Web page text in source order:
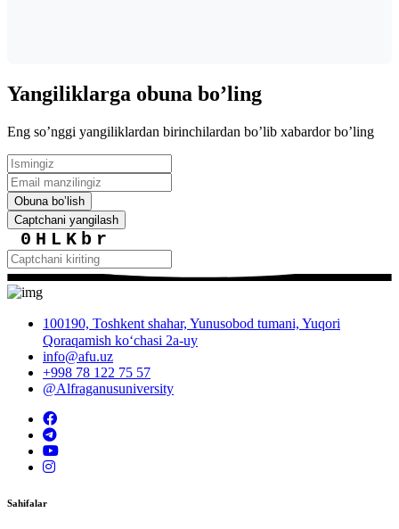
Yangiliklarga obuna boʼling
Eng soʼnggi yangiliklardan birinchilardan boʼlib xabardor boʼling
Obuna boʼlish
Captchani yangilash
0HLKbr
100190, Toshkent shahar, Yunusobod tumani, Yuqori
Qoraqamish ko‘chasi 2a-uy
info@afu.uz
+998 78 122 75 57
@Alfraganusuniversity
Sahifalar